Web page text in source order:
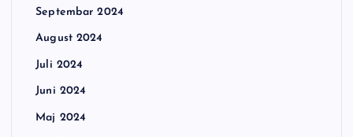
Septembar 2024
August 2024
Juli 2024
Juni 2024
Maj 2024